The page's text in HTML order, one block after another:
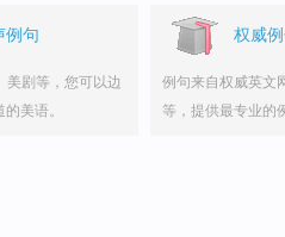
例句
美剧等，您可以边
美语。
权威
例句来自权威英文
等，提供最专业的